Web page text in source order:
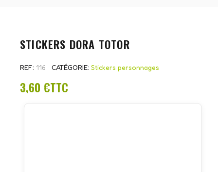
STICKERS DORA TOTOR
REF 116 CATÉGORIE Stickers personnages
3,60 €TTC